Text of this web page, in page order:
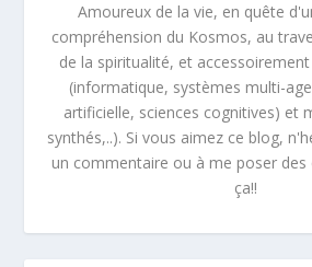
Amoureux de la vie, en quête
compréhension du Kosmos, au
de la spiritualité, et
(informatique, systèmes multi-
artificielle, sciences cognitives) et
synthés,..). Si vous aimez ce blog,
un commentaire ou à me poser des
ça!!